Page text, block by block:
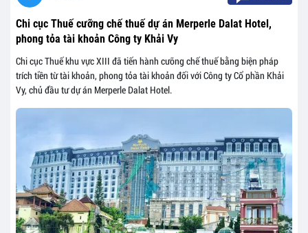
Chi cục Thuế cưỡng chế thuế dự án Merperle Dalat Hotel,
phong tỏa tài khoản Công ty Khải Vy
Chi cục Thuế khu vực XIII đã tiến hành cưỡng chế thuế bằng biện pháp
trích tiền từ tài khoản, phong tỏa tài khoản đối với Công ty Cổ phần Khải
Vy, chủ đầu tư dự án Merperle Dalat Hotel.